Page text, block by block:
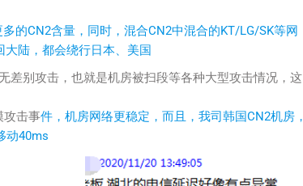
的CN2含量，同时，混合CN2中混合的KT/LG/SK等网
陆，都会绕行日本、美国
差别攻击，也就是机房被扫段等各种大型攻击情况，这
攻击事件，机房网络更稳定，而且，我司韩国CN2机房，
动40ms